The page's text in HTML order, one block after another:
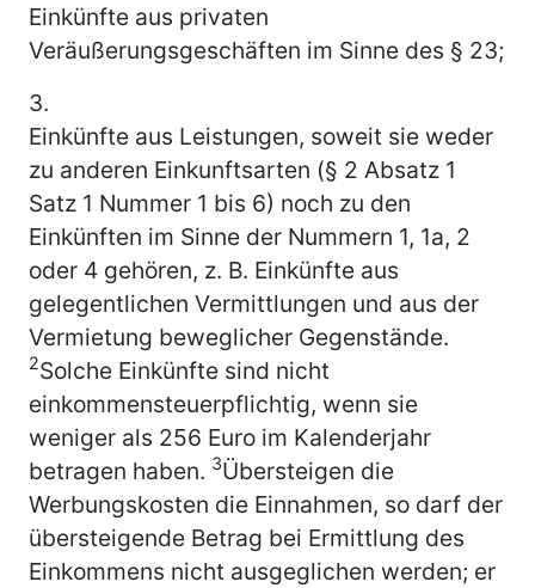
Einkünfte aus privaten
Veräußerungsgeschäften im Sinne des § 23;
3.
Einkünfte aus Leistungen, soweit sie weder
zu anderen Einkunftsarten (§ 2 Absatz 1
Satz 1 Nummer 1 bis 6) noch zu den
Einkünften im Sinne der Nummern 1, 1a, 2
oder 4 gehören, z. B. Einkünfte aus
gelegentlichen Vermittlungen und aus der
Vermietung beweglicher Gegenstände.
2Solche Einkünfte sind nicht
einkommensteuerpflichtig, wenn sie
weniger als 256 Euro im Kalenderjahr
betragen haben. 3Übersteigen die
Werbungskosten die Einnahmen, so darf der
übersteigende Betrag bei Ermittlung des
Einkommens nicht ausgeglichen werden; er